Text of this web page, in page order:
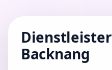
Backnang